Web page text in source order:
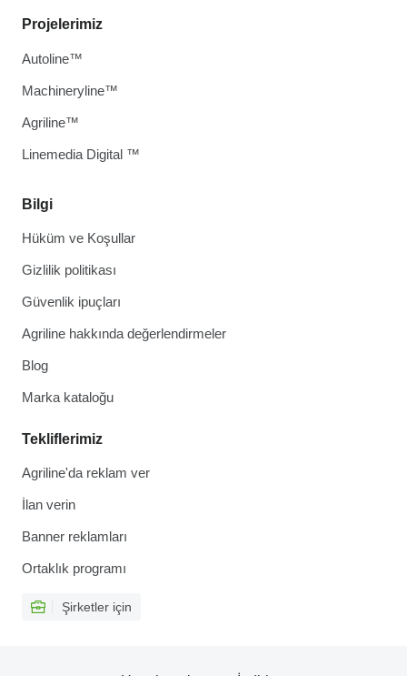
Bilgi
Hüküm ve Koşullar
Gizlilik politikası
Güvenlik ipuçları
Agriline hakkında değerlendirmeler
Blog
Marka kataloğu
Tekliflerimiz
Agriline'da reklam ver
İlan verin
Banner reklamları
Ortaklık programı
Şirketler için
Projelerimiz
Autoline™
Machineryline™
Agriline™
Linemedia Digital ™